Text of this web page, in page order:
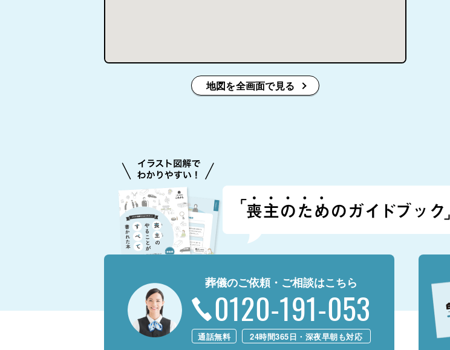
地図を全画面で見る
葬儀のご依頼・ご相談はこちら
0120-191-053
通話無料 24時間365日・深夜早朝も対応